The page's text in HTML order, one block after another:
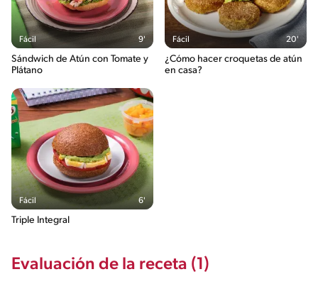
1.1g / %
Fácil 9'
Sándwich de Atún con Tomate y
Plátano
Fácil 20'
¿Cómo hacer croquetas de atún
en casa?
Fácil 6'
Triple Integral
Evaluación de la receta (1)